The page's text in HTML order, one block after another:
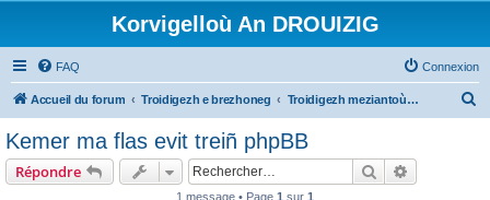
Korvigelloù An DROUIZIG
FAQ Connexion
Accueil du forum Troidigezh e brezhoneg Troidigezh meziantoù all (frank a wirioù evit an darn vrasañ anezho)
Kemer ma flas evit treiñ phpBB
Répondre Rechercher
1 message • Page 1 sur 1